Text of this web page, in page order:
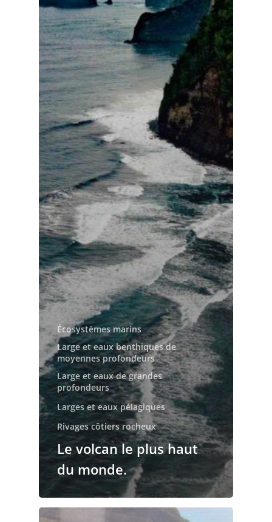
Écosystèmes marins
Large et eaux benthiques de
moyennes profondeurs
Large et eaux de grandes
profondeurs
Larges et eaux pélagiques
Rivages côtiers rocheux
Le volcan le plus haut
du monde.